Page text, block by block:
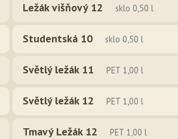
Ležák višňový 12 sklo 0,50 l
Studentská 10 sklo 0,50 l
Světlý ležák 11 PET 1,00 l
Světlý ležák 12 PET 1,00 l
Tmavý Ležák 12 PET 1,00 l